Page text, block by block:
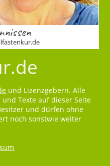
und Lizenzgebern. Alle
Texte auf dieser Seite
und dürfen ohne
noch sonstwie weiter